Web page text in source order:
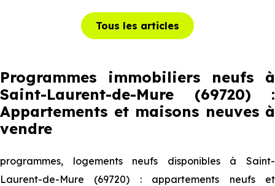
Tous les articles
Programmes immobiliers neufs à
Saint-Laurent-de-Mure (69720) :
Appartements et maisons neuves à
vendre
programmes, logements neufs disponibles à Saint-
Laurent-de-Mure (69720) : appartements neufs et